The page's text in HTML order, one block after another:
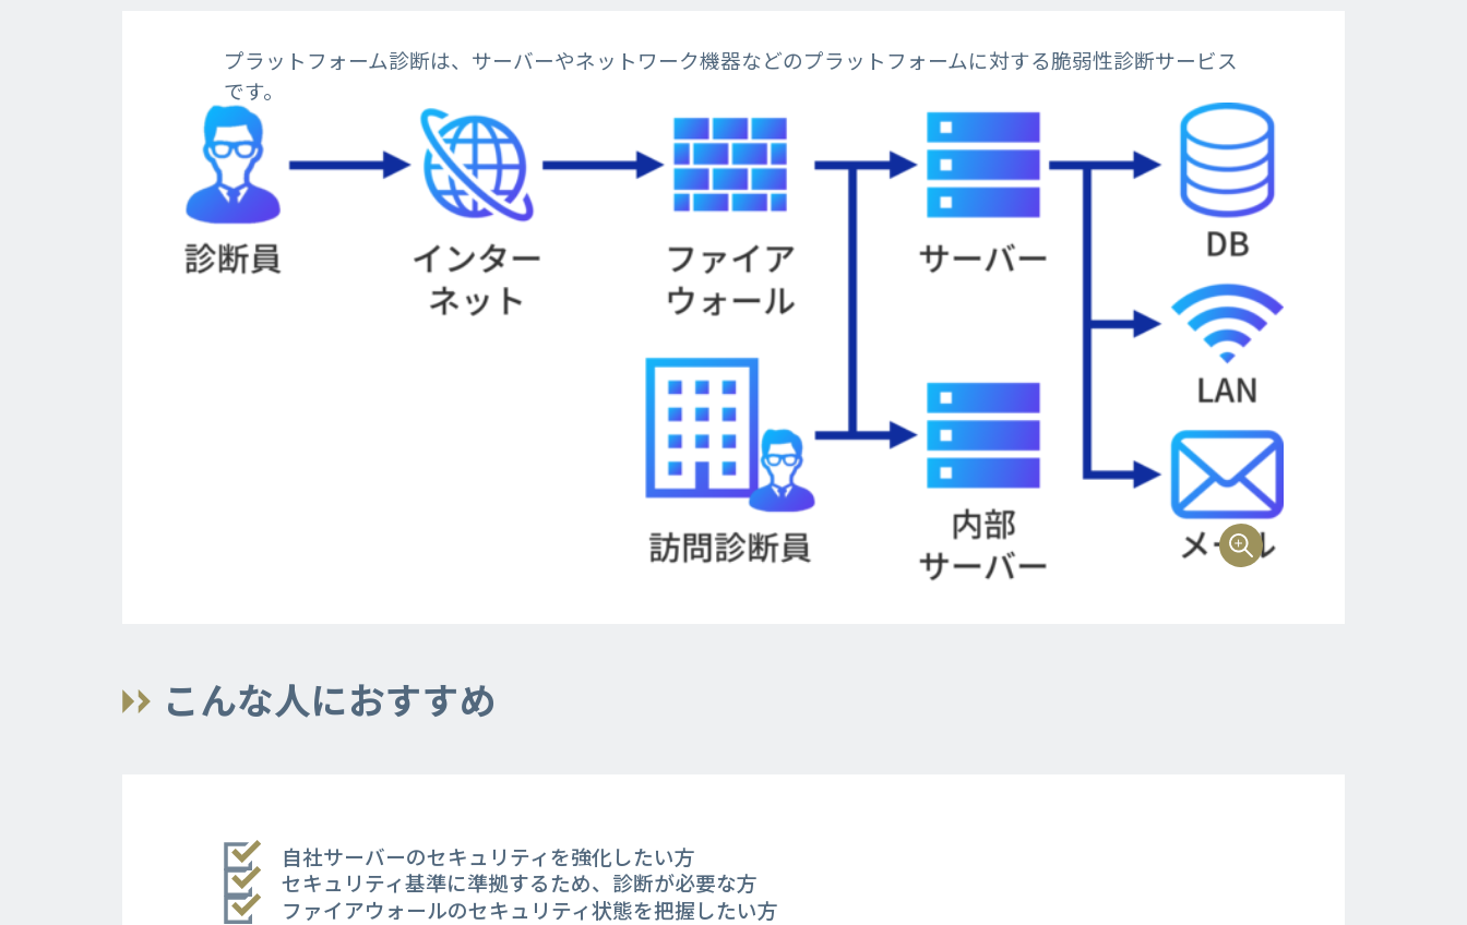
プラットフォーム診断は、サーバーやネットワーク機器などのプラットフォームに対する脆弱性診断サービス
です。
こんな人におすすめ
自社サーバーのセキュリティを強化したい方
セキュリティ基準に準拠するため、診断が必要な方
ファイアウォールのセキュリティ状態を把握したい方